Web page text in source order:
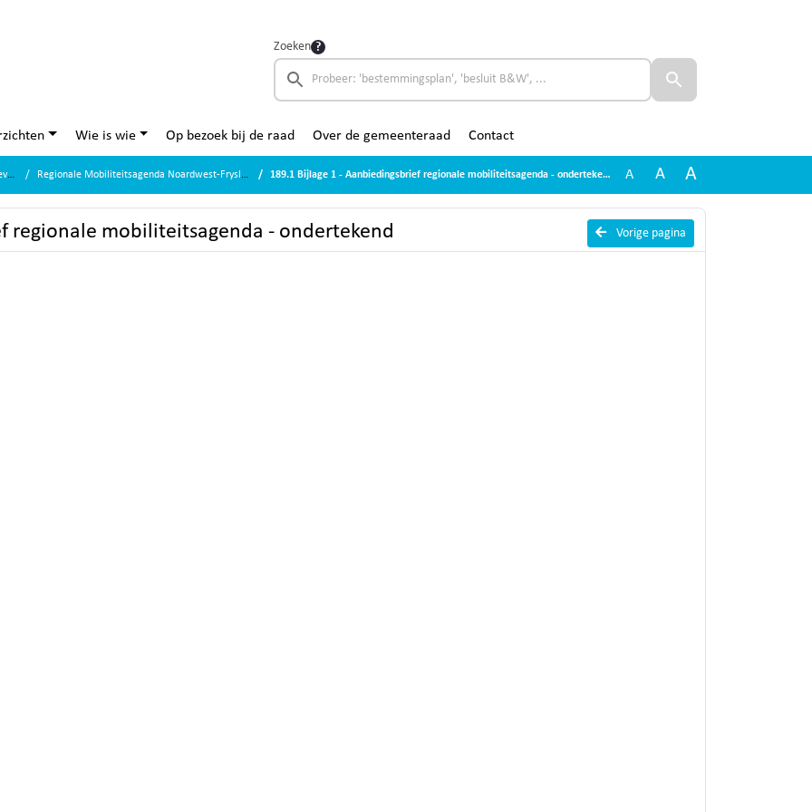
Zoeken
Wie is wie Op bezoek bij de raad Over de gemeenteraad Contact
Regionale Mobiliteitsagenda Noardwest-Fryslân 189.1 Bijlage 1 - Aanbiedingsbrief regionale mobiliteitsagenda - ondertekend A A A
Vorige pagina
regionale mobiliteitsagenda - ondertekend